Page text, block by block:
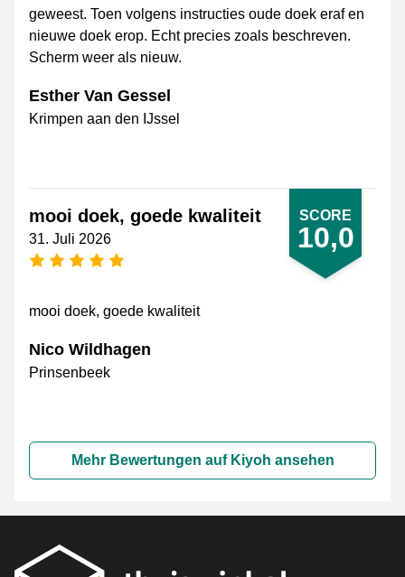
geweest. Toen volgens instructies oude doek eraf en
nieuwe doek erop. Echt precies zoals beschreven.
Scherm weer als nieuw.
Esther Van Gessel
Krimpen aan den IJssel
SCORE
10,0
mooi doek, goede kwaliteit
31. Juli 2026
[_General:NumberOfStarsPluralFormat]
mooi doek, goede kwaliteit
Nico Wildhagen
Prinsenbeek
Mehr Bewertungen auf Kiyoh ansehen